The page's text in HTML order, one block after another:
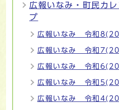
広報いなみ・町民カ
プ
広報いなみ 令和
広報いなみ 令和
広報いなみ 令和
広報いなみ 令和
広報いなみ 令和